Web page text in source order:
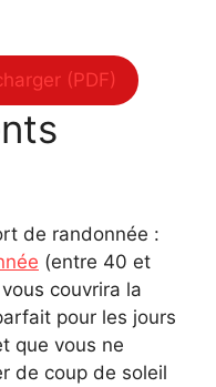
(PDF)
de randonnée :
(entre 40 et
couvrira la
pour les jours
que vous ne
de coup de soleil